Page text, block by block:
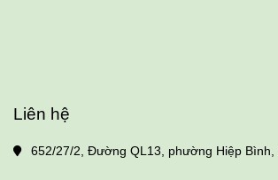
Liên hệ
652/27/2, Đường QL13, phường Hiệp Bình,